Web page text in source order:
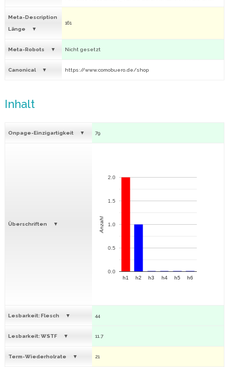
Meta-Description
Länge
161
Meta-Robots Nicht gesetzt
Canonical https://www.comobuero.de/shop
Inhalt
Onpage-Einzigartigkeit 79
Überschriften
h1 h2 h3 h4 h5 h6
0.0
0.5
1.0
1.5
2.0
Anzahl
Lesbarkeit: Flesch 44
Lesbarkeit: WSTF 11.7
Term-Wiederholrate 21